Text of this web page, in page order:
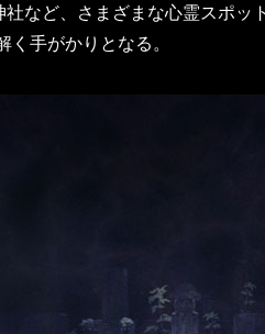
など、さまざまな心霊スポッ
く手がかりとなる。